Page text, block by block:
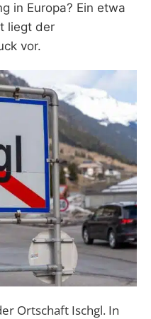
in Europa? Ein etwa
liegt der
vor.
Ortschaft Ischgl. In